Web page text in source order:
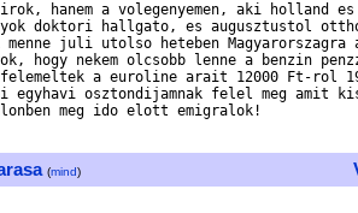
irok, hanem a volegenyemen, aki holland
doktori hallgato, es augusztustol
menne juli utolso heteben Magyarorszagra
hogy nekem olcsobb lenne a benzin
a euroline arait 12000 Ft-rol
egyhavi osztondijamnak felel meg amit
meg ido elott emigralok!
(mind)